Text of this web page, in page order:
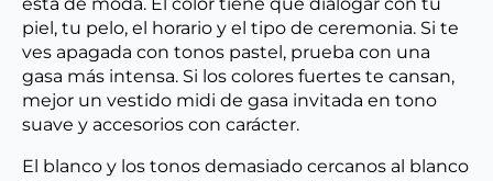
piel, tu pelo, el horario y el tipo de ceremonia. Si te
ves apagada con tonos pastel, prueba con una
gasa más intensa. Si los colores fuertes te cansan,
mejor un vestido midi de gasa invitada en tono
suave y accesorios con carácter.
El blanco y los tonos demasiado cercanos al blanco